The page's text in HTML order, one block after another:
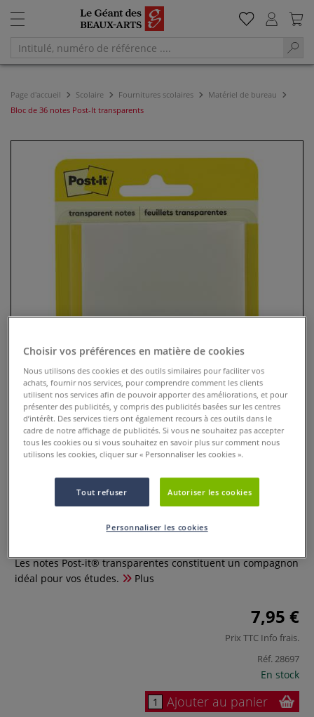
Page d'accueil Scolaire Fournitures scolaires
Matériel de bureau
Bloc de 36 notes Post-It transparents
Bloc de 36 notes Post-It
transparents
0 Commentaires
Les notes Post-it® transparentes constituent un compagnon
idéal pour vos études.
Plus
7,95 €
Prix TTC Info frais.
Réf.28697
En stock
Ajouter au panier
Choisir vos préférences en matière de cookies
Nous utilisons des cookies et des outils similaires pour faciliter vos
achats, fournir nos services, pour comprendre comment les clients
utilisent nos services afin de pouvoir apporter des améliorations, et pour
présenter des publicités, y compris des publicités basées sur les centres
d’intérêt. Des services tiers ont également recours à ces outils dans le
cadre de notre affichage de publicités. Si vous ne souhaitez pas accepter
tous les cookies ou si vous souhaitez en savoir plus sur comment nous
utilisons les cookies, cliquer sur « Personnaliser les cookies ».
Tout refuser Autoriser les cookies
Personnaliser les cookies